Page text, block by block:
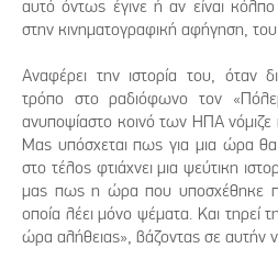
αυτό όντως έγινε ή αν είναι
στην κινηματογραφική αφήγηση, του
Αναφέρει την ιστορία του, όταν
τρόπο στο ραδιόφωνο τον
ανυποψίαστο κοινό των ΗΠΑ
Μας υπόσχεται πως για μια ώρα
στο τέλος φτιάχνει μια ψεύτικη
μας πως η ώρα που υποσχέθηκε
οποία λέει μόνο ψέματα. Και τηρεί
ώρα αλήθειας», βάζοντας σε αυτήν